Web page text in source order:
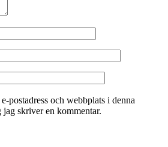
postadress och webbplats i denna
skriver en kommentar.